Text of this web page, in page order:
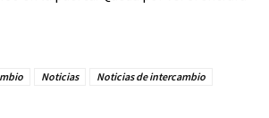
Noticias Noticias de intercambio